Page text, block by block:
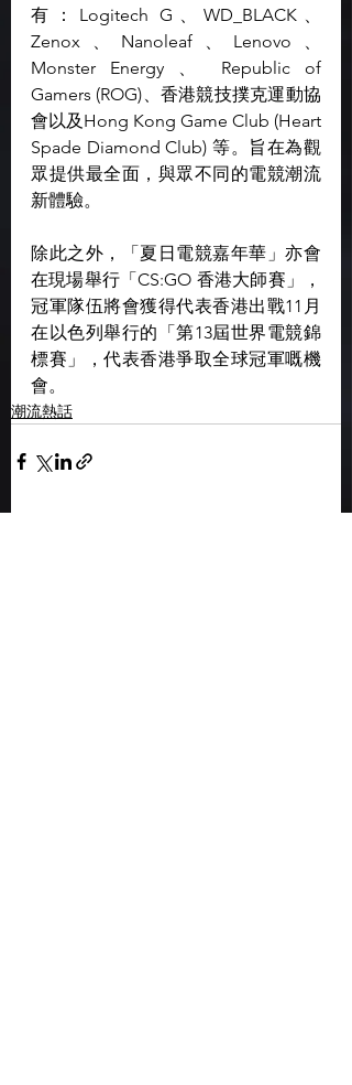
有：Logitech G、WD_BLACK、
Zenox、Nanoleaf、Lenovo、
Monster Energy 、 Republic of
Gamers (ROG)、香港競技撲克運動協
會以及Hong Kong Game Club (Heart
Spade Diamond Club) 等。旨在為觀
眾提供最全面，與眾不同的電競潮流
新體驗。
除此之外，「夏日電競嘉年華」亦會
在現場舉行「CS:GO 香港大師賽」，
冠軍隊伍將會獲得代表香港出戰11月
在以色列舉行的「第13屆世界電競錦
標賽」，代表香港爭取全球冠軍嘅機
會。
潮流熱話